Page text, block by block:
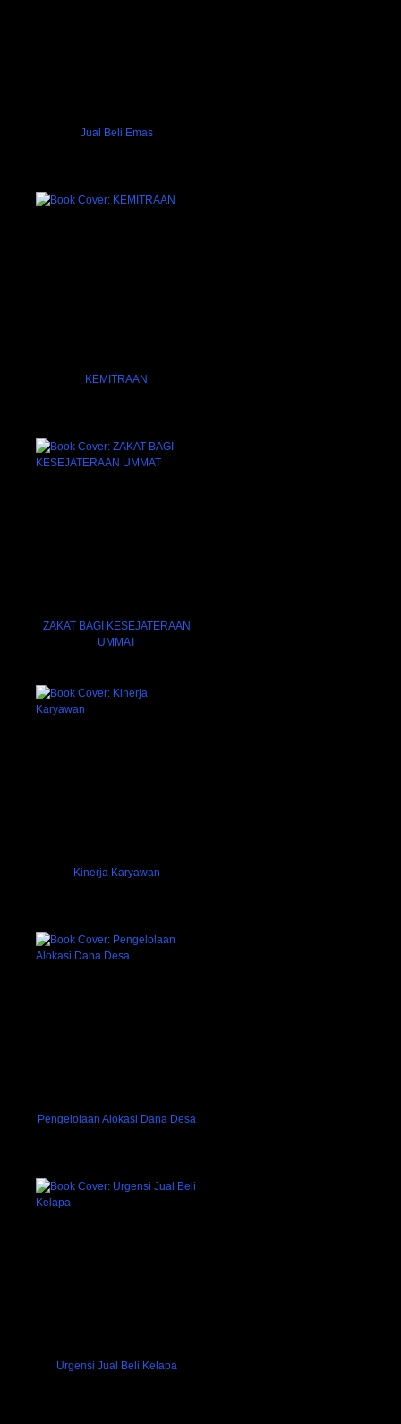
Jual Beli Emas
KEMITRAAN
ZAKAT BAGI KESEJATERAAN
UMMAT
Kinerja Karyawan
Pengelolaan Alokasi Dana Desa
Urgensi Jual Beli Kelapa